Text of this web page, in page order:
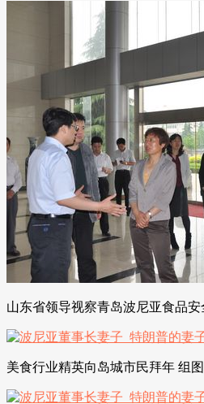
山东省领导视察青岛波尼亚食品安
美食行业精英向岛城市民拜年 组图